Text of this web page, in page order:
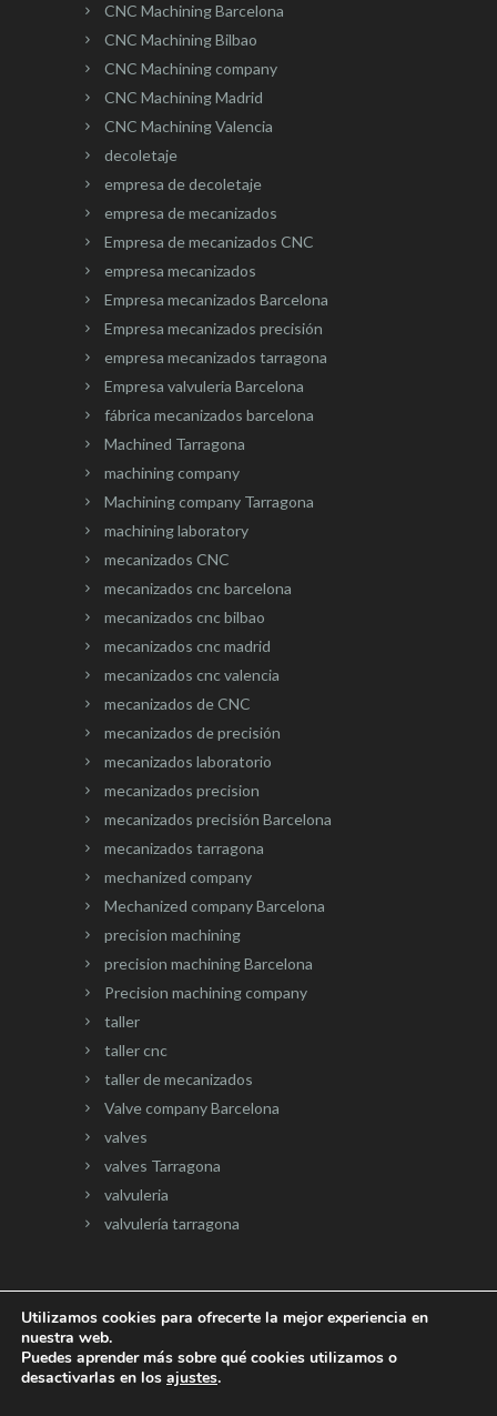
CNC Machining Barcelona
CNC Machining Bilbao
CNC Machining company
CNC Machining Madrid
CNC Machining Valencia
decoletaje
empresa de decoletaje
empresa de mecanizados
Empresa de mecanizados CNC
empresa mecanizados
Empresa mecanizados Barcelona
Empresa mecanizados precisión
empresa mecanizados tarragona
Empresa valvuleria Barcelona
fábrica mecanizados barcelona
Machined Tarragona
machining company
Machining company Tarragona
machining laboratory
mecanizados CNC
mecanizados cnc barcelona
mecanizados cnc bilbao
mecanizados cnc madrid
mecanizados cnc valencia
mecanizados de CNC
mecanizados de precisión
mecanizados laboratorio
mecanizados precision
mecanizados precisión Barcelona
mecanizados tarragona
mechanized company
Mechanized company Barcelona
precision machining
precision machining Barcelona
Precision machining company
taller
taller cnc
taller de mecanizados
Valve company Barcelona
valves
valves Tarragona
valvuleria
valvulería tarragona
Página web desarrollada porOnlinevalles.com
Utilizamos cookies para ofrecerte la mejor experiencia en
nuestra web.
Puedes aprender más sobre qué cookies utilizamos o
desactivarlas en los ajustes.